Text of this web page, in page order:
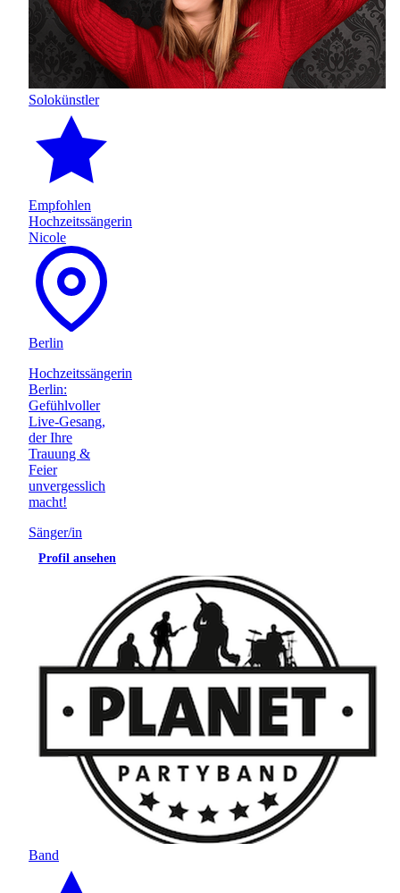
Solokünstler
Empfohlen
Hochzeitssängerin
Nicole
Berlin
Hochzeitssängerin
Berlin:
Gefühlvoller
Live-Gesang,
der Ihre
Trauung &
Feier
unvergesslich
macht!
Sänger/in
Profil ansehen
Band